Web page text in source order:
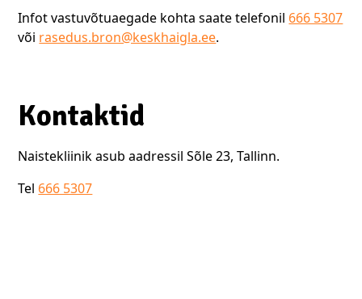
Infot vastuvõtuaegade kohta saate telefonil 666 5307
või rasedus.bron@keskhaigla.ee.
Kontaktid
Naistekliinik asub aadressil Sõle 23, Tallinn.
Tel 666 5307